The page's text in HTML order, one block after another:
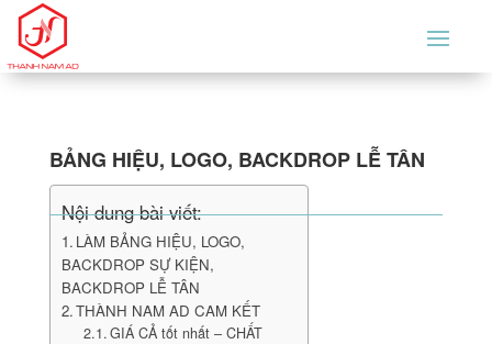
BẢNG HIỆU, LOGO, BACKDROP LỄ TÂN
Nội dung bài viết:
LÀM BẢNG HIỆU, LOGO,
BACKDROP SỰ KIỆN,
BACKDROP LỄ TÂN
THÀNH NAM AD CAM KẾT
GIÁ CẢ tốt nhất – CHẤT